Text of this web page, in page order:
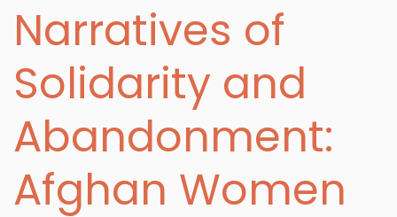
Narratives of
Solidarity and
Abandonment:
Afghan Women